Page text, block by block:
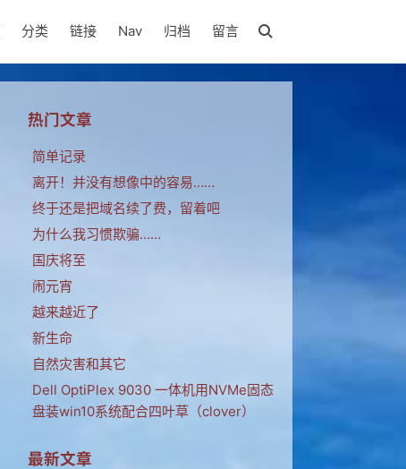
分类 链接 Nav 归档 留言
热门文章
简单记录
离开！并没有想像中的容易……
终于还是把域名续了费，留着吧
为什么我习惯欺骗……
国庆将至
闹元宵
越来越近了
新生命
自然灾害和其它
Dell OptiPlex 9030 一体机用NVMe固态
盘装win10系统配合四叶草（clover）
最新文章